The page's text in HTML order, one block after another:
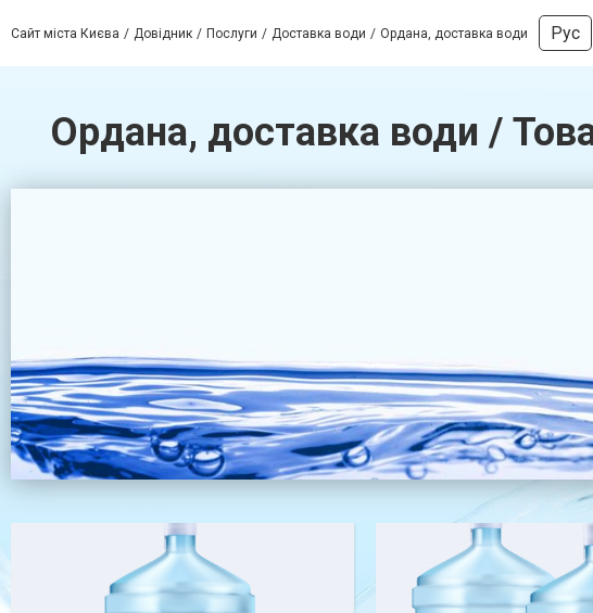
Сайт міста Києва Довідник Послуги Доставка води Ордана, доставка води Рус
Ордана, доставка води /